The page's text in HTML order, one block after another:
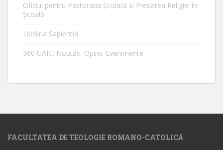
Oficiul pentru Pastorația Școlară și Predarea Religiei în
Școală
Librăria Sapientia
360 UAIC: Noutăţi. Opinii. Evenimente
FACULTATEA DE TEOLOGIE ROMANO-CATOLICĂ